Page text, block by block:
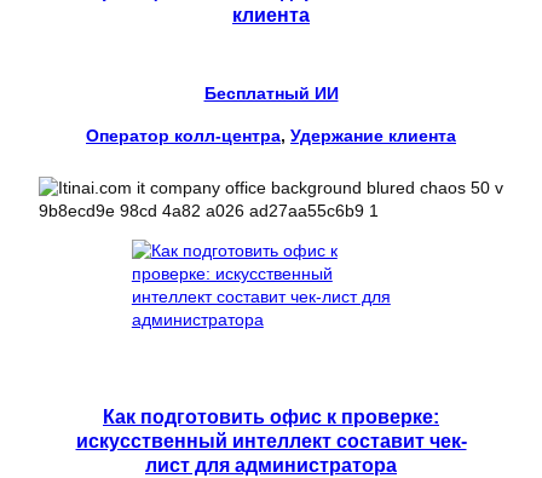
клиента
Бесплатный ИИ
Оператор колл-центра, Удержание клиента
Как подготовить офис к проверке:
искусственный интеллект составит чек-
лист для администратора